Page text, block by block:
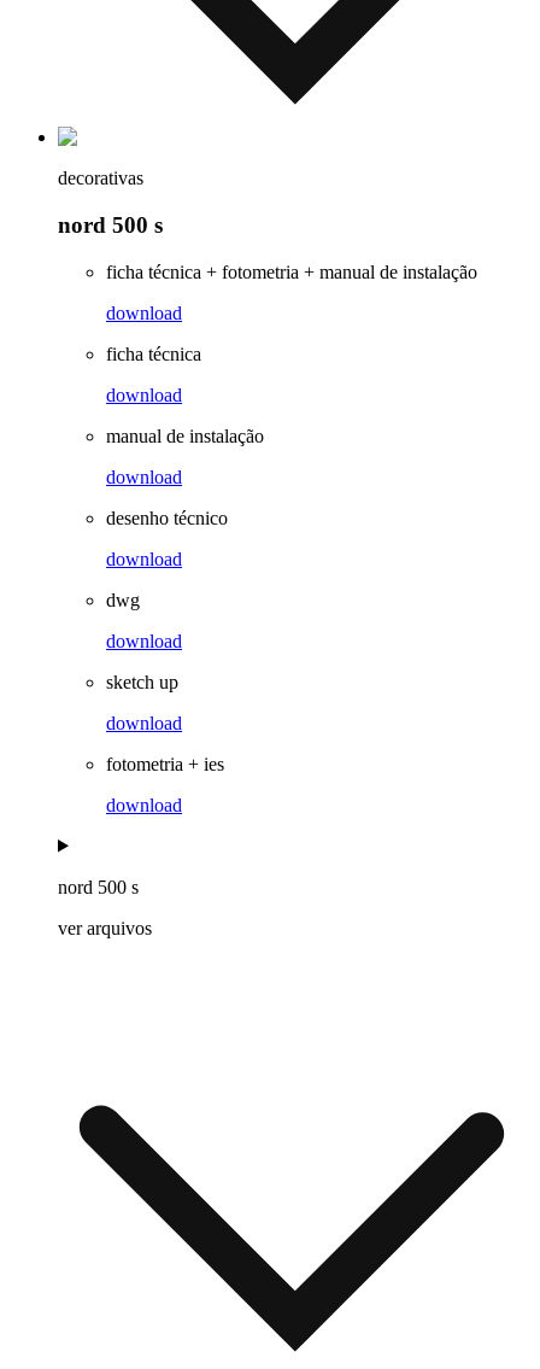
decorativas
nord 500 s
ficha técnica + fotometria + manual de instalação
download
ficha técnica
download
manual de instalação
download
desenho técnico
download
dwg
download
sketch up
download
fotometria + ies
download
nord 500 s
ver arquivos